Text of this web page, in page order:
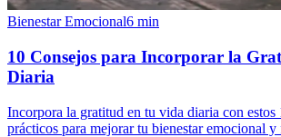
Bienestar Emocional6 min
10 Consejos para Incorporar la
Diaria
Incorpora la gratitud en tu vida diaria con estos
prácticos para mejorar tu bienestar emocional